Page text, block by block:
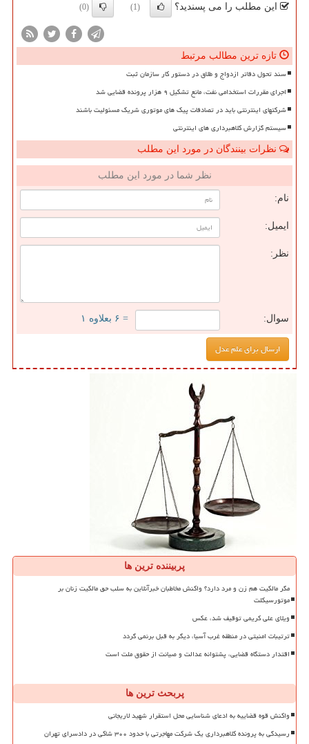
این مطلب را می پسندید؟ (1)
(0)
تازه ترین مطالب مرتبط
سند تحول دفاتر ازدواج و طلاق در دستور کار سازمان ثبت
اجرای مقررات استخدامی نفت، مانع تشکیل ۹ هزار پرونده قضایی شد
شرکتهای اینترنتی باید در تصادفات پیک های موتوری شریک مسئولیت باشند
سیستم گزارش کلاهبرداری های اینترنتی
نظرات بینندگان در مورد این مطلب
نظر شما در مورد این مطلب
نام:
ایمیل:
نظر:
سوال: = ۶ بعلاوه ۱
پربیننده ترین ها
مگر مالکیت هم زن و مرد دارد؟ واکنش مخاطبان خبرآنلاین به سلب حق مالکیت زنان بر
موتورسیکلت
ویلای علی کریمی توقیف شد، عکس
ترتیبات امنیتی در منطقه غرب آسیا، دیگر به قبل برنمی گردد
اقتدار دستگاه قضایی، پشتوانه عدالت و صیانت از حقوق ملت است
پربحث ترین ها
واکنش قوه قضاییه به ادعای شناسایی محل استقرار شهید لاریجانی
رسیدگی به پرونده کلاهبرداری یک شرکت مهاجرتی با حدود ۳۰۰ شاکی در دادسرای تهران